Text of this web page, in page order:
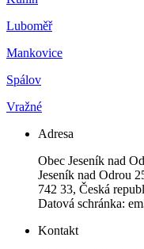
Luboměř
Mankovice
Spálov
Vražné
Adresa
Obec Jeseník nad
Jeseník nad Odrou
742 33, Česká
Datová schránka:
Kontakt